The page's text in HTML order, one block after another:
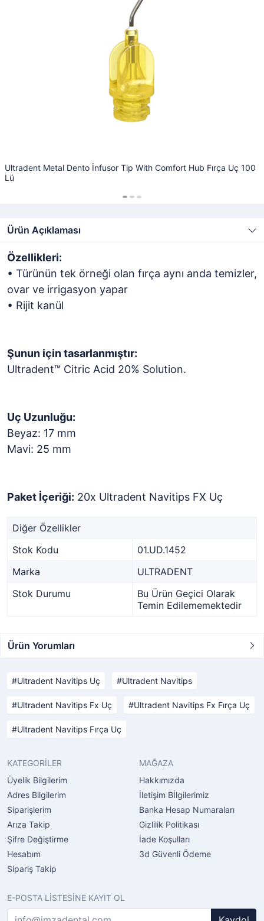
Ultradent Metal Dento İnfusor Tip With Comfort Hub Fırça Uç 100
Lü
Ürün Açıklaması
Özellikleri:
• Türünün tek örneği olan fırça aynı anda temizler,
ovar ve irrigasyon yapar
• Rijit kanül
Şunun için tasarlanmıştır:
Ultradent™ Citric Acid 20% Solution.
Uç Uzunluğu:
Beyaz: 17 mm
Mavi: 25 mm
Paket İçeriği: 20x Ultradent Navitips FX Uç
Diğer Özellikler
Stok Kodu
01.UD.1452
Marka
ULTRADENT
Stok Durumu
Bu Ürün Geçici Olarak
Temin Edilememektedir
Ürün Yorumları
Ultradent Navitips Uç Ultradent Navitips
Ultradent Navitips Fx Uç Ultradent Navitips Fx Fırça Uç
Ultradent Navitips Fırça Uç
KATEGORİLER
Üyelik Bilgilerim
Adres Bilgilerim
Siparişlerim
Arıza Takip
Şifre Değiştirme
Hesabım
Sipariş Takip
MAĞAZA
Hakkımızda
İletişim Bİlgilerimiz
Banka Hesap Numaraları
Gizlilik Politikası
İade Koşulları
3d Güvenli Ödeme
E-POSTA LİSTESİNE KAYIT OL